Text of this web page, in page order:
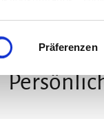
widerrufen,
wird.
Präferenzen
Wir